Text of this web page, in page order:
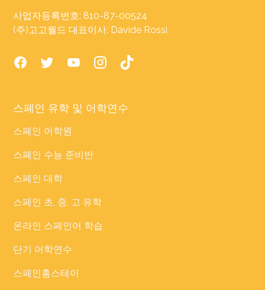
사업자등록번호: 810-87-00524
(주)고고월드 대표이사: Davide Rossi
스페인 유학 및 어학연수
스페인 어학원
스페인 수능 준비반
스페인 대학
스페인 초, 중, 고 유학
온라인 스페인어 학습
단기 어학연수
스페인홈스테이